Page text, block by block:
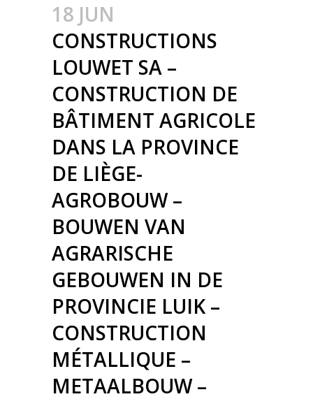
18 JUN
CONSTRUCTIONS
LOUWET SA –
CONSTRUCTION DE
BÂTIMENT AGRICOLE
DANS LA PROVINCE
DE LIÈGE-
AGROBOUW –
BOUWEN VAN
AGRARISCHE
GEBOUWEN IN DE
PROVINCIE LUIK –
CONSTRUCTION
MÉTALLIQUE –
METAALBOUW –